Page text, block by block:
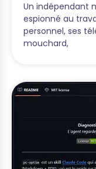
Un indépendant
espionné au
personnel, ses
mouchard,